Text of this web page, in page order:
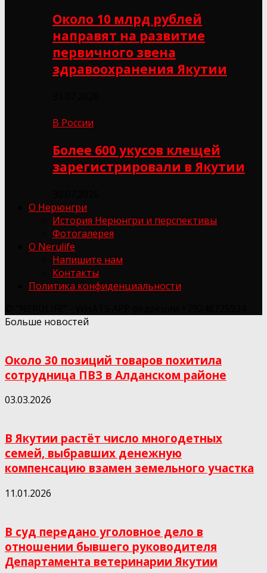
Около 10 млрд рублей
направят на развитие
первичного звена
здравоохранения Якутии
В России
Более 600 укусов клещей
зарегистрировали в Якутии
О Нерюнгри
История Нерюнгри и перспективы
Фотогалерея
О Nerulife
Напишите нам
Контакты
Политика конфиденциальности
Больше новостей
Около 30 позиций товаров похитила
сотрудница ПВЗ в Алданском районе
03.03.2026
В Якутии растёт число многодетных
семей, выбравших денежную
компенсацию взамен земельного участка
11.01.2026
В суд передано уголовное дело в
отношении бывшего руководителя
Департамента ветеринарии Якутии